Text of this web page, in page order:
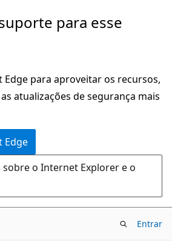
para esse
para aproveitar os recursos,
atualizações de segurança mais
Edge
o Internet Explorer e o
Entrar